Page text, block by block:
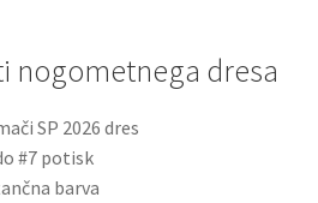
nogometnega dresa
SP 2026 dres
#7 potisk
barva